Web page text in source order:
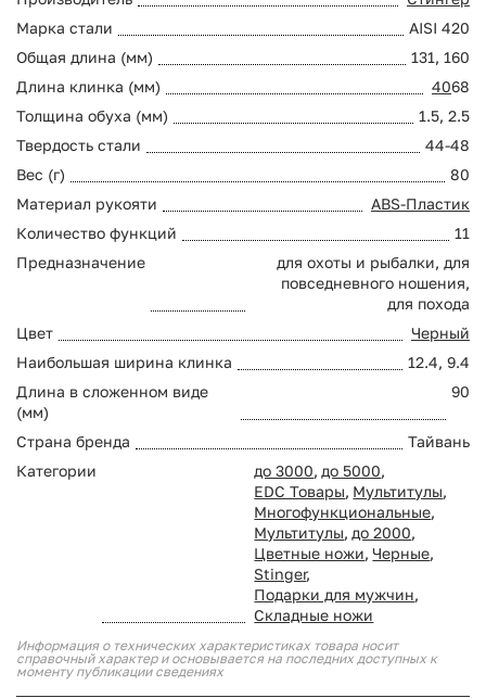
Марка стали
AISI 420
Общая длина (мм)
131, 160
Длина клинка (мм)
4068
Толщина обуха (мм)
1.5, 2.5
Твердость стали
44-48
Вес (г)
80
Материал рукояти
ABS-Пластик
Количество функций
11
Предназначение
для охоты и рыбалки, для
повседневного ношения,
для похода
Цвет
Черный
Наибольшая ширина клинка
12.4, 9.4
Длина в сложенном виде
(мм)
90
Страна бренда
Тайвань
Категории
до 3000, до 5000,
EDC Товары, Мультитулы,
Многофункциональные,
Мультитулы, до 2000,
Цветные ножи, Черные,
Stinger,
Подарки для мужчин,
Складные ножи
Информация о технических характеристиках товара носит
справочный характер и основывается на последних доступных к
моменту публикации сведениях